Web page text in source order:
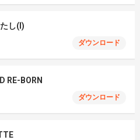
し(I)
ダウンロード
RE-BORN
ダウンロード